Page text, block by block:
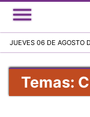
JUEVES 06 DE AGOSTO
Temas: